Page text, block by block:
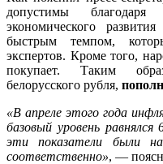
допустимы благодаря
экономического
быстрым темпом,
экспертов. Кроме того,
покупает. Таким
белорусского рубля,
«В апреле этого года
базовый уровень
эти показатели были
соответственно», —